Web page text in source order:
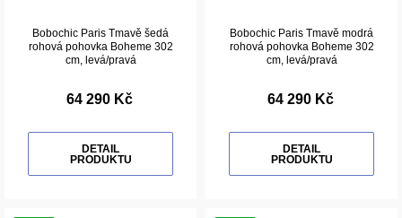
Bobochic Paris Tmavě šedá
rohová pohovka Boheme 302
cm, levá/pravá
64 290 Kč
DETAIL
PRODUKTU
Bobochic Paris Tmavě modrá
rohová pohovka Boheme 302
cm, levá/pravá
64 290 Kč
DETAIL
PRODUKTU